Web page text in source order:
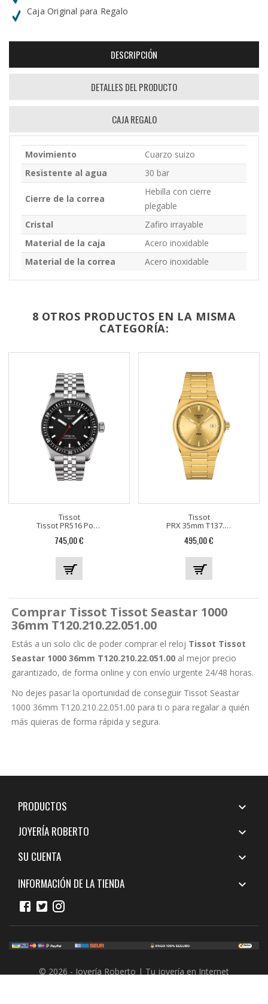
Caja Original para Regalo
DESCRIPCIÓN
DETALLES DEL PRODUCTO
CAJA REGALO
Movimiento
Cuarzo suizo
Resistente al agua
30 bar
Cierre de la correa
Hebilla con cierre
plegable
Cristal
Zafiro irrayable
Material de la caja
Acero inoxidable
Material de la correa
Acero inoxidable
8 OTROS PRODUCTOS EN LA MISMA
CATEGORÍA:
Tissot
Tissot PR516 Powermatic 80...
Precio
745,00 €
Tissot
PRX 35mm T137.210.33.021.00
Precio
495,00 €
Comprar Tissot Tissot Seastar 1000
36mm T120.210.22.051.00
Estás a un solo clic de poder comprar el reloj Tissot Tissot
Seastar 1000 36mm T120.210.22.051.00 al mejor precio
garantizado, de forma online y con envío urgente 24/48 horas.
No dejes pasar la oportunidad de conseguir Tissot Seastar
1000 36mm T120.210.22.051.00 para ti o para regalar a quién
más quieras de forma rápida y segura.
PRODUCTOS 
JOYERÍA ROBERTO 
SU CUENTA 
INFORMACIÓN DE LA TIENDA 
© 2026 - Joyería Roberto | Tu joyería en Internet